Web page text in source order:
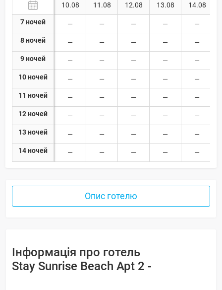
7 ночей
8 ночей
9 ночей
10 ночей
11 ночей
12 ночей
13 ночей
14 ночей
10.08 11.08 12.08 13.08 14.08
Опис готелю
Інформація про готель
Stay Sunrise Beach Apt 2 -